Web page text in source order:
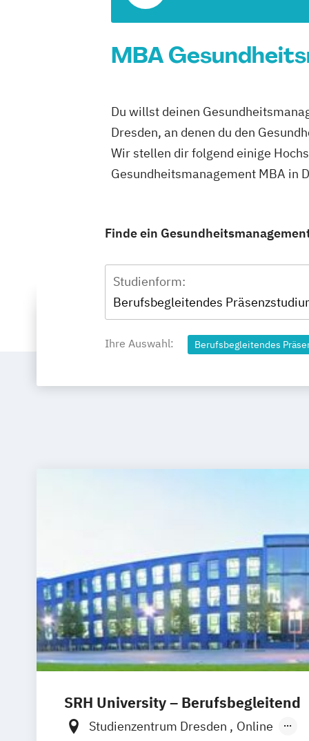
MBA
Du willst deinen
Dresden, an denen du den
Wir stellen dir folgend einige
Gesundheitsmanagement MBA in
Finde ein
Studienform:
Berufsbegleitendes
Ihre Auswahl: Berufsbegleitendes
SRH University – Berufsbegleitend
Studienzentrum Dresden
Online